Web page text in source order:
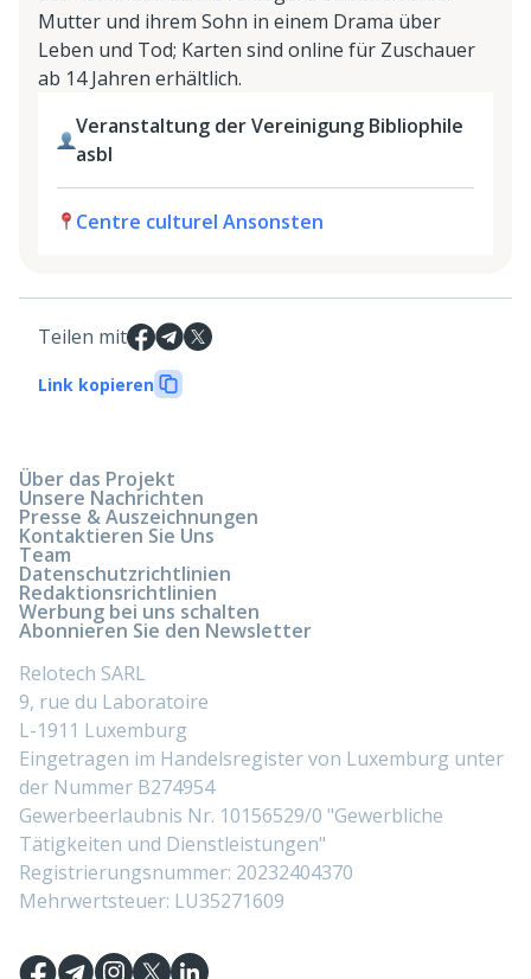
Mutter und ihrem Sohn in einem Drama über
Leben und Tod; Karten sind online für Zuschauer
ab 14 Jahren erhältlich.
Veranstaltung der Vereinigung Bibliophile
asbl
Centre culturel Ansonsten
Teilen mit
Link kopieren
Über das Projekt
Unsere Nachrichten
Presse & Auszeichnungen
Kontaktieren Sie Uns
Team
Datenschutzrichtlinien
Redaktionsrichtlinien
Werbung bei uns schalten
Abonnieren Sie den Newsletter
Relotech SARL
9, rue du Laboratoire
L-1911 Luxemburg
Eingetragen im Handelsregister von Luxemburg unter
der Nummer B274954
Gewerbeerlaubnis Nr. 10156529/0 "Gewerbliche
Tätigkeiten und Dienstleistungen"
Registrierungsnummer: 20232404370
Mehrwertsteuer: LU35271609